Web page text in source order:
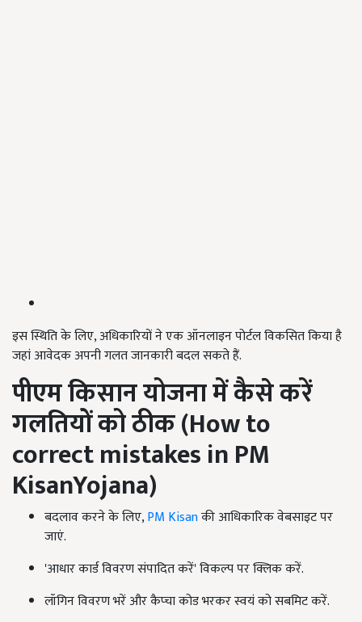
इस स्थिति के लिए, अधिकारियों ने एक ऑनलाइन पोर्टल विकसित किया है
जहां आवेदक अपनी गलत जानकारी बदल सकते हैं.
पीएम किसान योजना में कैसे करें
गलतियों को ठीक (How to
correct mistakes in PM
KisanYojana)
बदलाव करने के लिए,PM Kisanकी आधिकारिक वेबसाइट पर
जाएं.
'आधार कार्ड विवरण संपादित करें' विकल्प पर क्लिक करें.
लॉगिन विवरण भरें और कैप्चा कोड भरकर स्वयं को सबमिट करें.